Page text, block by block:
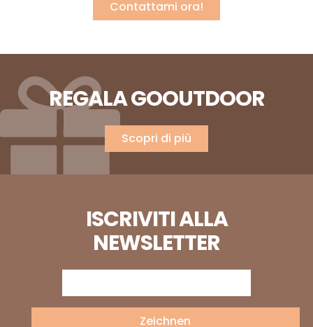
Contattami ora!
REGALA GOOUTDOOR
Scopri di più
ISCRIVITI ALLA
NEWSLETTER
Zeichnen